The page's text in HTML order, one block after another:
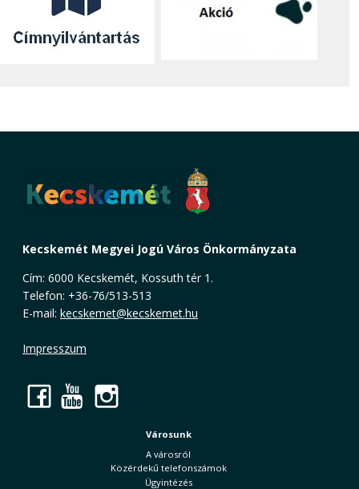
Kecskemét Megyei Jogú Város Önkormányzata
Cím: 6000 Kecskemét, Kossuth tér 1.
Telefon: +36-76/513-513
E-mail: kecskemet@kecskemet.hu
Impresszum
Facebook
YouTube
Városunk
A városról
Közérdekű telefonszámok
Ügyintézés